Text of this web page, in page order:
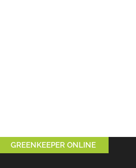
GREENKEEPER ONLINE